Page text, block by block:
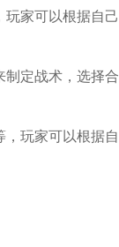
家可以根据自己
制定战术，选择合
玩家可以根据自